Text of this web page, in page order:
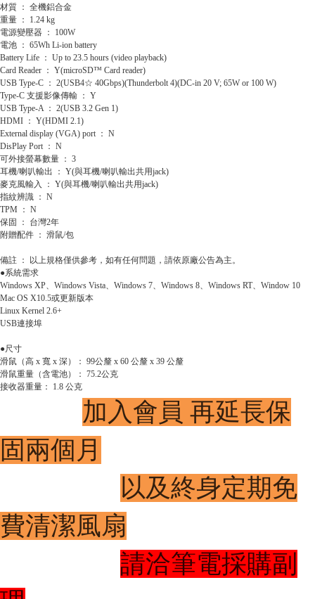
材質 ： 全機鋁合金
重量 ： 1.24 kg
電源變壓器 ： 100W
電池 ： 65Wh Li-ion battery
Battery Life ： Up to 23.5 hours (video playback)
Card Reader ： Y(microSD™ Card reader)
USB Type-C ： 2(USB4☆ 40Gbps)(Thunderbolt 4)(DC-in 20 V; 65W or 100 W)
Type-C 支援影像傳輸 ： Y
USB Type-A ： 2(USB 3.2 Gen 1)
HDMI ： Y(HDMI 2.1)
External display (VGA) port ： N
DisPlay Port ： N
可外接螢幕數量 ： 3
耳機/喇叭輸出 ： Y(與耳機/喇叭輸出共用jack)
麥克風輸入 ： Y(與耳機/喇叭輸出共用jack)
指紋辨識 ： N
TPM ： N
保固 ： 台灣2年
附贈配件 ： 滑鼠/包
備註 ： 以上規格僅供參考，如有任何問題，請依原廠公告為主。
●系統需求
Windows XP、Windows Vista、Windows 7、Windows 8、Windows RT、Window 10
Mac OS X10.5或更新版本
Linux Kernel 2.6+
USB連接埠
●尺寸
滑鼠（高 x 寬 x 深）： 99公釐 x 60 公釐 x 39 公釐
滑鼠重量（含電池）： 75.2公克
接收器重量： 1.8 公克
加入會員 再延長保
固兩個月
以及終身定期免
費清潔風扇
請洽筆電採購副